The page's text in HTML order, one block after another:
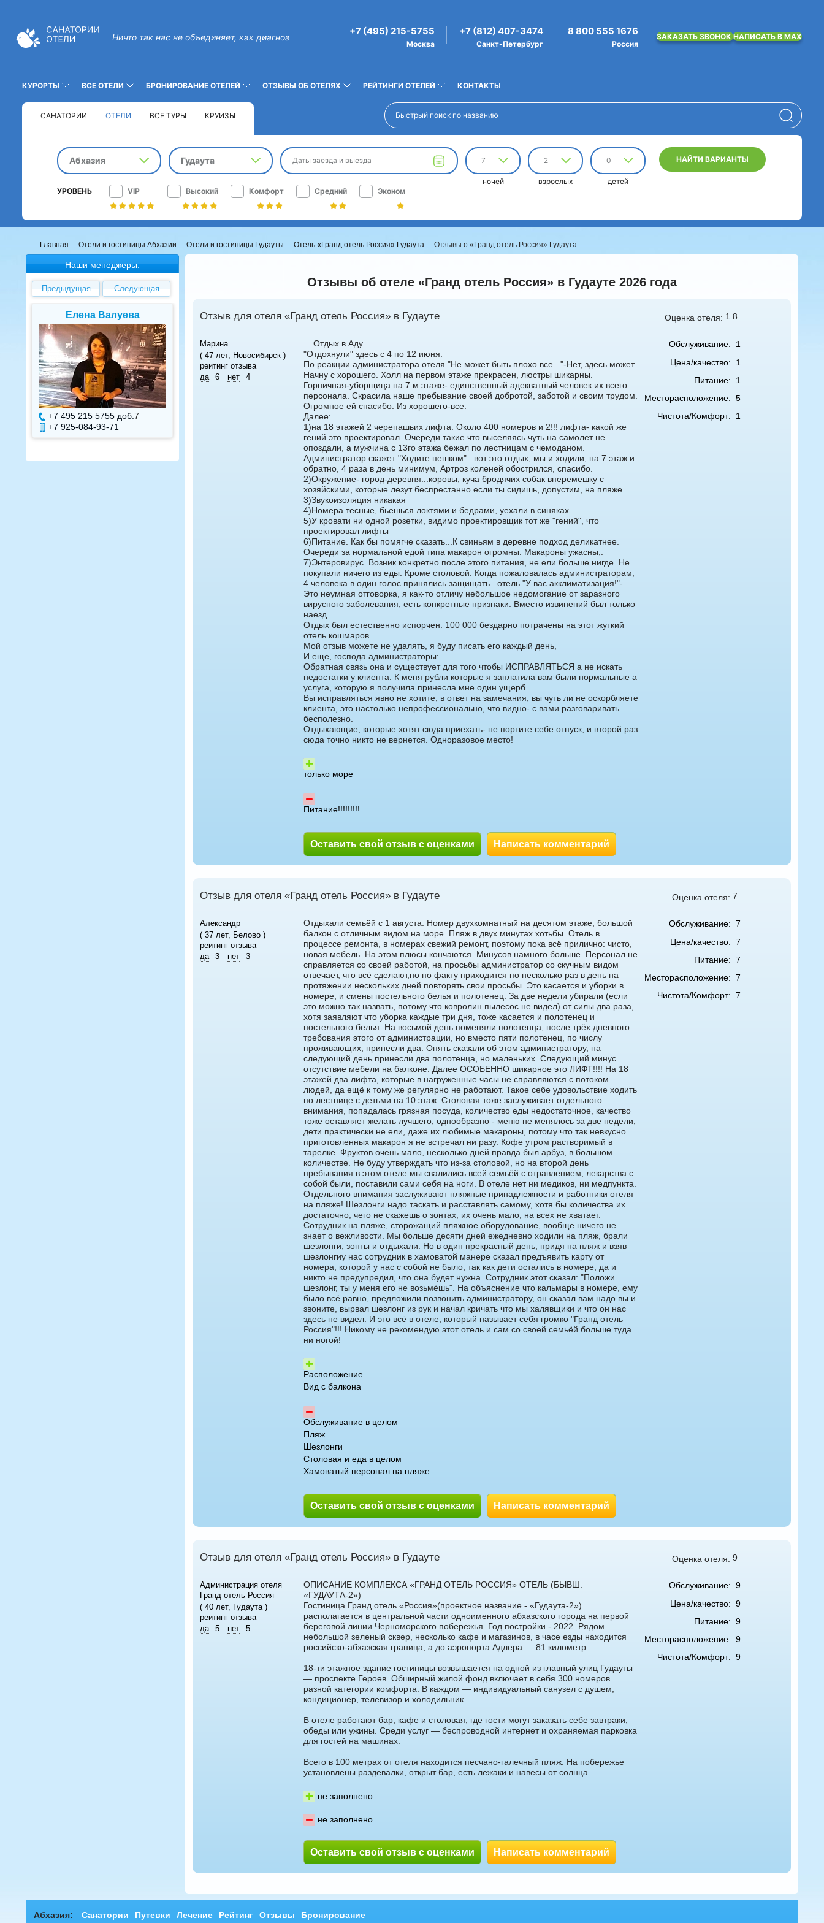
Ничто так нас не объединяет, как диагноз
+7 (495) 215-5755
Москва
+7 (812) 407-3474
Санкт-Петербург
8 800 555 1676
Россия
ЗАКАЗАТЬ ЗВОНОКНАПИСАТЬ В MAX
КУРОРТЫ ВСЕ ОТЕЛИ БРОНИРОВАНИЕ ОТЕЛЕЙ ОТЗЫВЫ ОБ ОТЕЛЯХ РЕЙТИНГИ ОТЕЛЕЙ КОНТАКТЫ
САНАТОРИИ ОТЕЛИ ВСЕ ТУРЫ КРУИЗЫ
Абхазия Гудаута Даты заезда и выезда 7
ночей
2
взрослых
0
детей
НАЙТИ ВАРИАНТЫ
УРОВЕНЬ VIP Высокий Комфорт Средний Эконом
Главная Отели и гостиницы Абхазии Отели и гостиницы Гудауты Отель «Гранд отель Россия» Гудаута Отзывы о «Гранд отель Россия» Гудаута
Наши менеджеры:
Предыдущая Следующая
Елена Валуева
+7 495 215 5755 доб. 7
+7 925-084-93-71
Светлана Гарбузова
2
Александр
+7 925-903-05-93
Отзывы об отеле «Гранд отель Россия» в Гудауте 2026 года
Отзыв для отеля «Гранд отель Россия» в Гудауте Оценка отеля: 1.8
Марина
( 47 лет, Новосибирск )
реитинг отзыва
да
6 нет 4
Отдых в Аду
"Отдохнули" здесь с 4 по 12 июня.
По реакции администратора отеля "Не может быть плохо все..."-Нет, здесь может.
Начну с хорошего. Холл на первом этаже прекрасен, люстры шикарны.
Горничная-уборщица на 7 м этаже- единственный адекватный человек их всего
персонала. Скрасила наше пребывание своей добротой, заботой и своим трудом.
Огромное ей спасибо. Из хорошего-все.
Далее:
1)на 18 этажей 2 черепашьих лифта. Около 400 номеров и 2!!! лифта- какой же
гений это проектировал. Очереди такие что выселяясь чуть на самолет не
опоздали, а мужчина с 13го этажа бежал по лестницам с чемоданом.
Администратор скажет "Ходите пешком"...вот это отдых, мы и ходили, на 7 этаж и
обратно, 4 раза в день минимум, Артроз коленей обострился, спасибо.
2)Окружение- город-деревня...коровы, куча бродячих собак вперемешку с
хозяйскими, которые лезут беспрестанно если ты сидишь, допустим, на пляже
3)Звукоизоляция никакая
4)Номера тесные, бьешься локтями и бедрами, уехали в синяках
5)У кровати ни одной розетки, видимо проектировщик тот же "гений", что
проектировал лифты
6)Питание. Как бы помягче сказать...К свиньям в деревне подход деликатнее.
Очереди за нормальной едой типа макарон огромны. Макароны ужасны,.
7)Энтеровирус. Возник конкретно после этого питания, не ели больше нигде. Не
покупали ничего из еды. Кроме столовой. Когда пожаловалась администраторам,
4 человека в один голос принялись защищать...отель "У вас акклиматизация!"-
Это неумная отговорка, я как-то отличу небольшое недомогание от заразного
вирусного заболевания, есть конкретные признаки. Вместо извинений был только
наезд...
Отдых был естественно испорчен. 100 000 бездарно потрачены на этот жуткий
отель кошмаров.
Мой отзыв можете не удалять, я буду писать его каждый день,
И еще, господа администраторы:
Обратная связь она и существует для того чтобы ИСПРАВЛЯТЬСЯ а не искать
недостатки у клиента. К меня рубли которые я заплатила вам были нормальные а
услуга, которую я получила принесла мне один ущерб.
Вы исправляться явно не хотите, в ответ на замечания, вы чуть ли не оскорбляете
клиента, это настолько непрофессионально, что видно- с вами разговаривать
бесполезно.
Отдыхающие, которые хотят сюда приехать- не портите себе отпуск, и второй раз
сюда точно никто не вернется. Одноразовое место!
только море
Питание!!!!!!!!!
Оставить свой отзыв с оценками Написать комментарий
Обслуживание:
1
Цена/качество:
1
Питание:
1
Месторасположение: 5
Чистота/Комфорт:
1
Отзыв для отеля «Гранд отель Россия» в Гудауте Оценка отеля: 7
Александр
( 37 лет, Белово )
реитинг отзыва
да
3 нет 3
Отдыхали семьёй с 1 августа. Номер двухкомнатный на десятом этаже, большой
балкон с отличным видом на море. Пляж в двух минутах хотьбы. Отель в
процессе ремонта, в номерах свежий ремонт, поэтому пока всё прилично: чисто,
новая мебель. На этом плюсы кончаются. Минусов намного больше. Персонал не
справляется со своей работой, на просьбы администратор со скучным видом
отвечает, что всё сделают,но по факту приходится по несколько раз в день на
протяжении нескольких дней повторять свои просьбы. Это касается и уборки в
номере, и смены постельного белья и полотенец. За две недели убирали (если
это можно так назвать, потому что ковролин пылесос не видел) от силы два раза,
хотя заявляют что уборка каждые три дня, тоже касается и полотенец и
постельного белья. На восьмой день поменяли полотенца, после трёх дневного
требования этого от администрации, но вместо пяти полотенец, по числу
проживающих, принесли два. Опять сказали об этом администратору, на
следующий день принесли два полотенца, но маленьких. Следующий минус
отсутствие мебели на балконе. Далее ОСОБЕННО шикарное это ЛИФТ!!!! На 18
этажей два лифта, которые в нагруженные часы не справляются с потоком
людей, да ещё к тому же регулярно не работают. Такое себе удовольствие ходить
по лестнице с детьми на 10 этаж. Столовая тоже заслуживает отдельного
внимания, попадалась грязная посуда, количество еды недостаточное, качество
тоже оставляет желать лучшего, однообразно - меню не менялось за две недели,
дети практически не ели, даже их любимые макароны, потому что так невкусно
приготовленных макарон я не встречал ни разу. Кофе утром растворимый в
тарелке. Фруктов очень мало, несколько дней правда был арбуз, в большом
количестве. Не буду утверждать что из-за столовой, но на второй день
пребывания в этом отеле мы свалились всей семьёй с отравлением, лекарства с
собой были, поставили сами себя на ноги. В отеле нет ни медиков, ни медпункта.
Отдельного внимания заслуживают пляжные принадлежности и работники отеля
на пляже! Шезлонги надо таскать и расставлять самому, хотя бы количества их
достаточно, чего не скажешь о зонтах, их очень мало, на всех не хватает.
Сотрудник на пляже, сторожащий пляжное оборудование, вообще ничего не
знает о вежливости. Мы больше десяти дней ежедневно ходили на пляж, брали
шезлонги, зонты и отдыхали. Но в один прекрасный день, придя на пляж и взяв
шезлонгиу нас сотрудник в хамоватой манере сказал предъявить карту от
номера, которой у нас с собой не было, так как дети остались в номере, да и
никто не предупредил, что она будет нужна. Сотрудник этот сказал: "Положи
шезлонг, ты у меня его не возьмёшь". На объяснение что кальмары в номере, ему
было всё равно, предложили позвонить администратору, он сказал вам надо вы и
звоните, вырвал шезлонг из рук и начал кричать что мы халявщики и что он нас
здесь не видел. И это всё в отеле, который называет себя громко "Гранд отель
Россия"!!! Никому не рекомендую этот отель и сам со своей семьёй больше туда
ни ногой!
Расположение
Вид с балкона
Обслуживание в целом
Пляж
Шезлонги
Столовая и еда в целом
Хамоватый персонал на пляже
Оставить свой отзыв с оценками Написать комментарий
Обслуживание: 7
Цена/качество: 7
Питание: 7
Месторасположение: 7
Чистота/Комфорт: 7
Отзыв для отеля «Гранд отель Россия» в Гудауте Оценка отеля: 9
Администрация отеля
Гранд отель Россия
( 40 лет, Гудаута )
реитинг отзыва
да
5 нет 5
ОПИСАНИЕ КОМПЛЕКСА «ГРАНД ОТЕЛЬ РОССИЯ» ОТЕЛЬ (БЫВШ.
«ГУДАУТА-2»)
Гостиница Гранд отель «Россия»(проектное название - «Гудаута-2»)
располагается в центральной части одноименного абхазского города на первой
береговой линии Черноморского побережья. Год постройки - 2022. Рядом —
небольшой зеленый сквер, несколько кафе и магазинов, в часе езды находится
российско-абхазская граница, а до аэропорта Адлера — 81 километр.
18-ти этажное здание гостиницы возвышается на одной из главный улиц Гудауты
— проспекте Героев. Обширный жилой фонд включает в себя 300 номеров
разной категории комфорта. В каждом — индивидуальный санузел с душем,
кондиционер, телевизор и холодильник.
В отеле работают бар, кафе и столовая, где гости могут заказать себе завтраки,
обеды или ужины. Среди услуг — беспроводной интернет и охраняемая парковка
для гостей на машинах.
Всего в 100 метрах от отеля находится песчано-галечный пляж. На побережье
установлены раздевалки, открыт бар, есть лежаки и навесы от солнца.
не заполнено
не заполнено
Оставить свой отзыв с оценками Написать комментарий
Обслуживание: 9
Цена/качество: 9
Питание: 9
Месторасположение: 9
Чистота/Комфорт: 9
Абхазия: Санатории Путевки Лечение Рейтинг Отзывы Бронирование